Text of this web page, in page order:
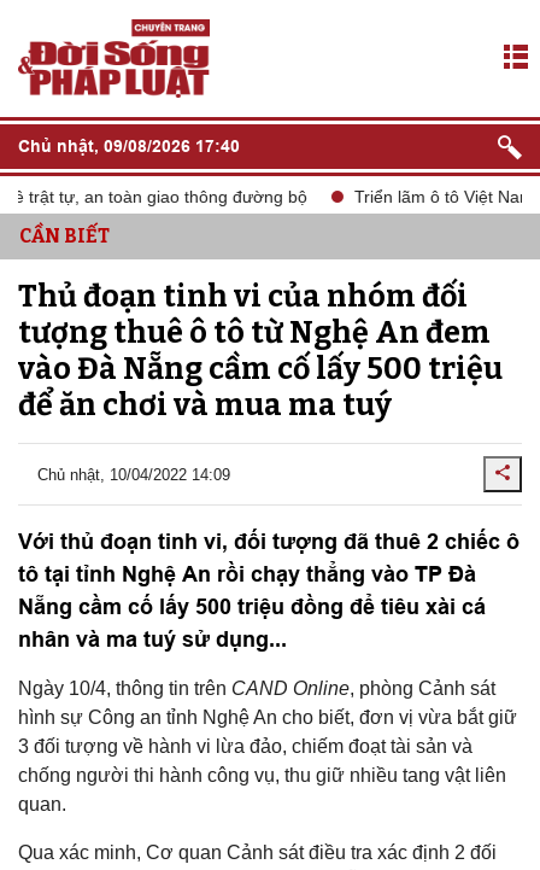
Chủ nhật, 09/08/2026 17:40
tự, an toàn giao thông đường bộ Triển lãm ô tô Việt Nam
CẦN BIẾT
Thủ đoạn tinh vi của nhóm đối
tượng thuê ô tô từ Nghệ An đem
vào Đà Nẵng cầm cố lấy 500 triệu
để ăn chơi và mua ma tuý
Chủ nhật, 10/04/2022 14:09
Với thủ đoạn tinh vi, đối tượng đã thuê 2 chiếc ô
tô tại tỉnh Nghệ An rồi chạy thẳng vào TP Đà
Nẵng cầm cố lấy 500 triệu đồng để tiêu xài cá
nhân và ma tuý sử dụng...
Ngày 10/4, thông tin trên CAND Online, phòng Cảnh sát
hình sự Công an tỉnh Nghệ An cho biết, đơn vị vừa bắt giữ
3 đối tượng về hành vi lừa đảo, chiếm đoạt tài sản và
chống người thi hành công vụ, thu giữ nhiều tang vật liên
quan.
Qua xác minh, Cơ quan Cảnh sát điều tra xác định 2 đối